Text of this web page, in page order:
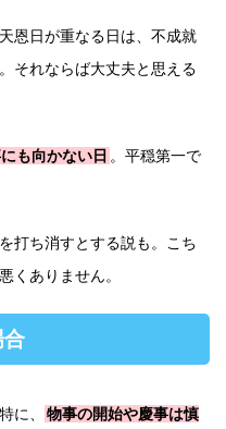
恩日が重なる日は、不成就
それならば大丈夫と思える
も向かない日 。平穏第一で
打ち消すとする説も。こち
くありません。
合
に、
物事の開始や慶事は慎